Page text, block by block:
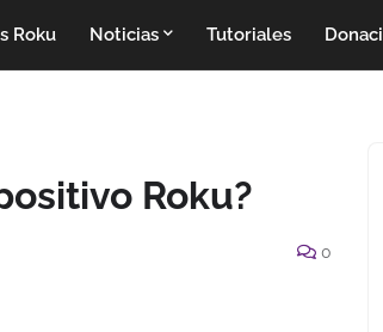
Roku Noticias Tutoriales
Roku?
0